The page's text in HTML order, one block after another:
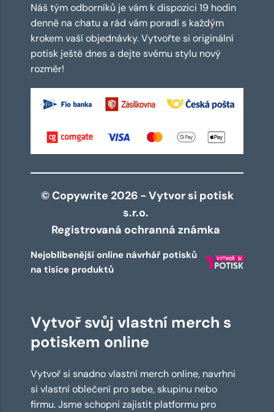
Náš tým odborníků je vám k dispozici 19 hodin
denně na chatu a rád vám poradí s každým
krokem vaší objednávky. Vytvořte si originální
potisk ještě dnes a dejte svému stylu nový
rozměr!
© Copywrite 2026 - Vytvor si potisk
s.r.o.
Registrovaná ochranná známka
Nejoblíbenější online návrhář potisků
na tisíce produktů
Vytvoř svůj vlastní merch s
potiskem online
Vytvoř si snadno vlastní merch online, navrhni
si vlastní oblečení pro sebe, skupinu nebo
firmu. Jsme schopni zajistit platformu pro